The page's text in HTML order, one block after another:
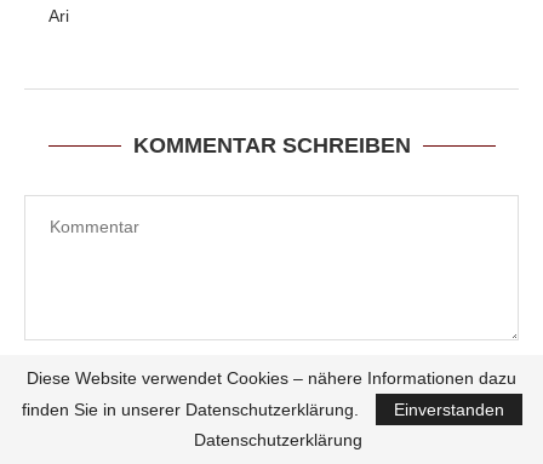
Ari
KOMMENTAR SCHREIBEN
Diese Website verwendet Cookies – nähere Informationen dazu
finden Sie in unserer Datenschutzerklärung.
Einverstanden
Datenschutzerklärung